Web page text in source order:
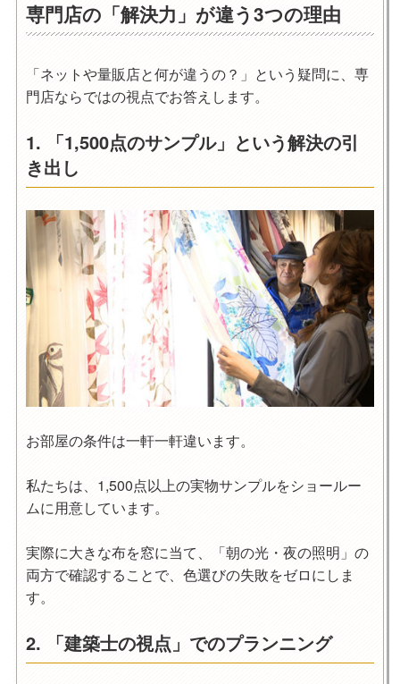
専門店の「解決力」が違う3つの理由
「ネットや量販店と何が違うの？」という疑問に、専
門店ならではの視点でお答えします。
1. 「1,500点のサンプル」という解決の引
き出し
お部屋の条件は一軒一軒違います。
私たちは、1,500点以上の実物サンプルをショールー
ムに用意しています。
実際に大きな布を窓に当て、
「朝の光・夜の照明」の
両方で確認することで、色選びの失敗をゼロにしま
す。
2. 「建築士の視点」でのプランニング